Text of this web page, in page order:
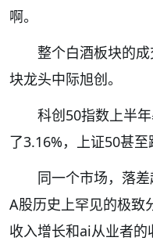
啊。
整个白酒板块的
块龙头中际旭创。
科创50指数上半
了3.16%，上证50甚至
同一个市场，落
A股历史上罕见的极致
收入增长和ai从业者的